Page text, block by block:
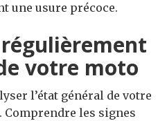
une usure précoce.
votre moto
l’état général de votre
Comprendre les signes